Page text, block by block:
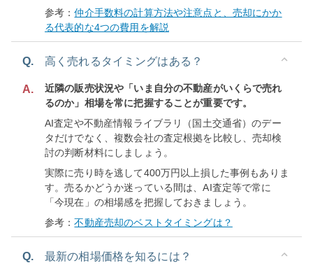
参考：仲介手数料の計算方法や注意点と、売却にかか
る代表的な4つの費用を解説
Q. 高く売れるタイミングはある？
A.
近隣の販売状況や「いま自分の不動産がいくらで売れ
るのか」相場を常に把握することが重要です。
AI査定や不動産情報ライブラリ（国土交通省）のデー
タだけでなく、複数会社の査定根拠を比較し、売却検
討の判断材料にしましょう。
実際に売り時を逃して400万円以上損した事例もありま
す。売るかどうか迷っている間は、AI査定等で常に
「今現在」の相場感を把握しておきましょう。
参考：不動産売却のベストタイミングは？
Q. 最新の相場価格を知るには？